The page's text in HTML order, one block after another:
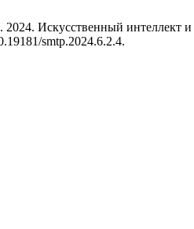
Искусственный интеллект
smtp.2024.6.2.4.